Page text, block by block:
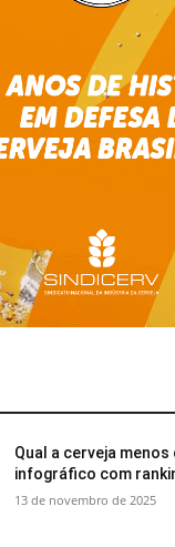
Qual a cerveja
infográfico com
13 de novembro de 2025